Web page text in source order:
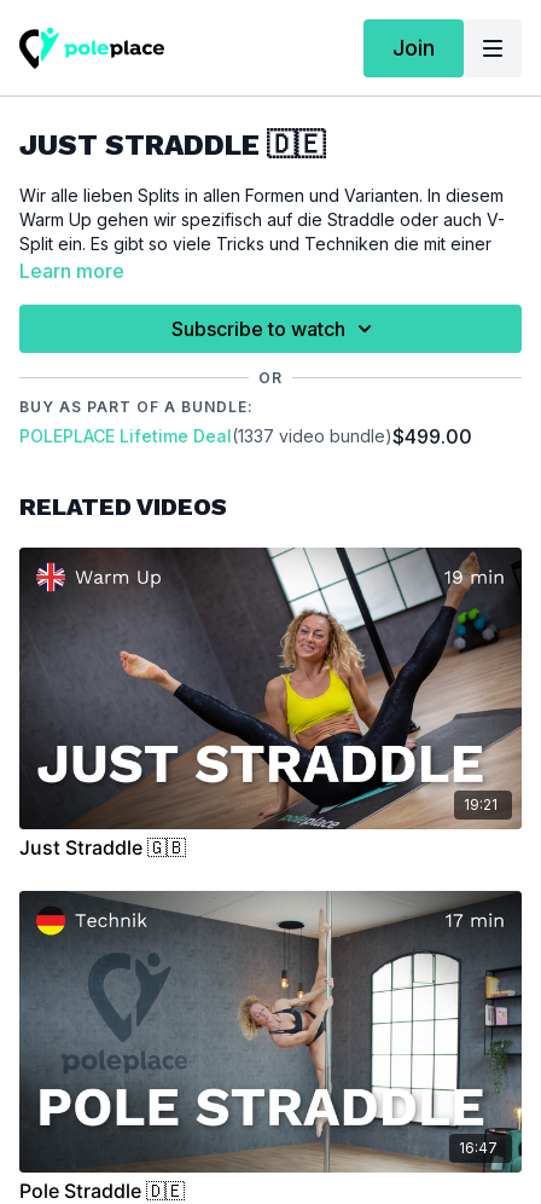
Join
JUST STRADDLE 🇩🇪
Wir alle lieben Splits in allen Formen und Varianten. In diesem
Warm Up gehen wir spezifisch auf die Straddle oder auch V-
Split ein. Es gibt so viele Tricks und Techniken die mit einer
sauberen Straddle einfach viel graziler und ästhetischer
Mobilisierung, gefolgt von einer passiven Dehnung welche
bei deinen Techniken eine wunderschöne Straddle ansteuern
und umsetzen. Dieses Warm Up eignet sich auch bestens als
kurzer "Trainings-Quicki" zwischendurch oder auch als
Du benötigst für dieses Warm up eine Matte und eventuell
Positionen angenehmer zu halten oder einzunehmen.
Versuche beim Training immer auf die Zeichen und
Signale deines Körpers zu achten. Solltest du Schmerzen
oder andere unbekannte Symptome in Gelenken, deiner
Muskulatur oder an anderen Stellen deines Körpers
verspüren, raten wir zu einer medizinischen Konsultation.
Learn more
Subscribe to watch
OR
BUY AS PART OF A BUNDLE:
POLEPLACE Lifetime Deal(1337 video bundle)$499.00
RELATED VIDEOS
19:21
Just Straddle 🇬🇧
16:47
Pole Straddle 🇩🇪